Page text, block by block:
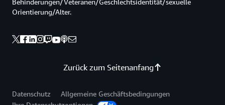
Zurück zum Seitenanfang
Behinderungen/Veteranen/Geschlechtsidentität/sexuelle
Orientierung/Alter.
Datenschutz
Allgemeine Geschäftsbedingungen